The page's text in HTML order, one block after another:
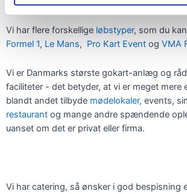
Vi har flere forskellige løbstyper, som du
Formel 1, Le Mans, Pro Kart Event og VMA
Vi er Danmarks største gokart-anlæg og
faciliteter - det betyder, at vi er meget mere
blandt andet tilbyde mødelokaler, events,
restaurant og mange andre spændende
uanset om det er privat eller firma.
Vi har catering, så ønsker i god bespisning